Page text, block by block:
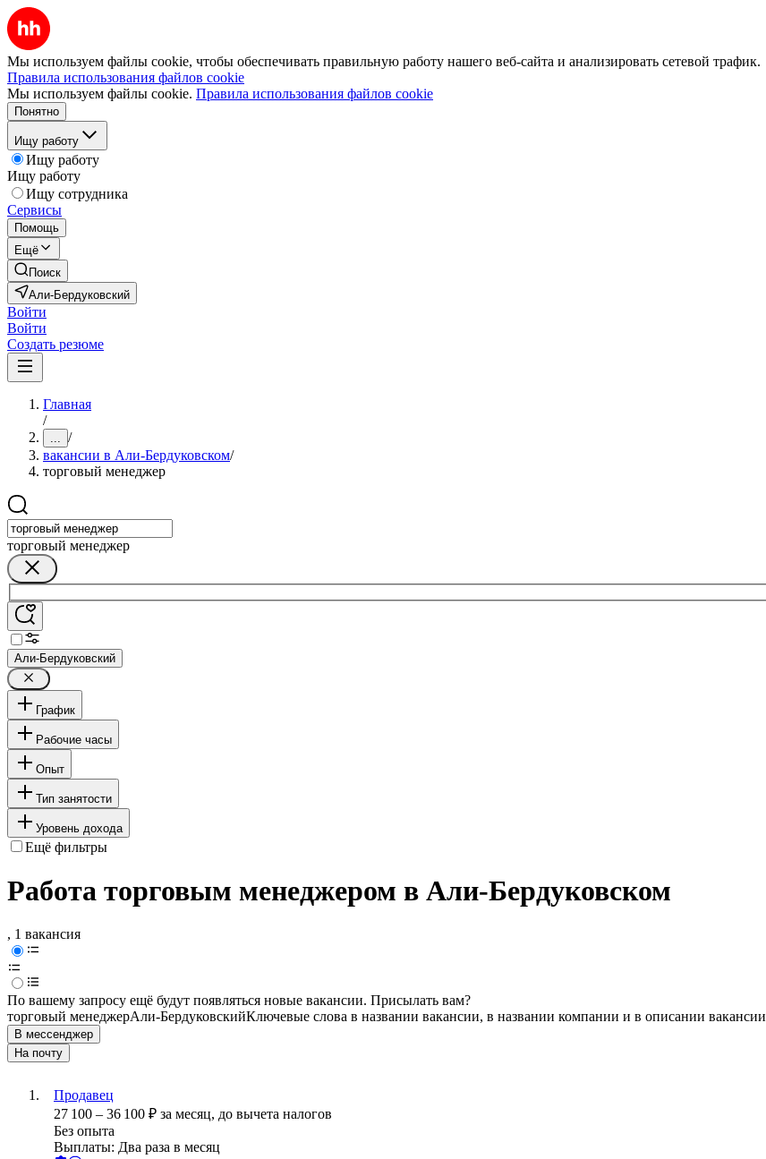
Мы используем файлы cookie, чтобы обеспечивать правильную работу нашего веб-сайта и анализировать сетевой трафик.
Правила использования файлов cookie
Мы используем файлы cookie. Правила использования файлов cookie
Понятно
Ищу работу
Ищу работу
Ищу работу
Ищу сотрудника
Сервисы
Помощь
Ещё
Поиск
Али-Бердуковский
Войти
Войти
Создать резюме
Главная
/
... /
вакансии в Али-Бердуковском/
торговый менеджер
торговый менеджер
Али-Бердуковский
График
Рабочие часы
Опыт
Тип занятости
Уровень дохода
Ещё фильтры
Работа торговым менеджером в Али-Бердуковском
, 1 вакансия
По вашему запросу ещё будут появляться новые вакансии. Присылать вам?
торговый менеджерАли-БердуковскийКлючевые слова в названии вакансии, в названии компании и в описании вакансии
В мессенджер
На почту
Продавец
27 100 – 36 100 ₽ за месяц, до вычета налогов
Без опыта
Выплаты: Два раза в месяц